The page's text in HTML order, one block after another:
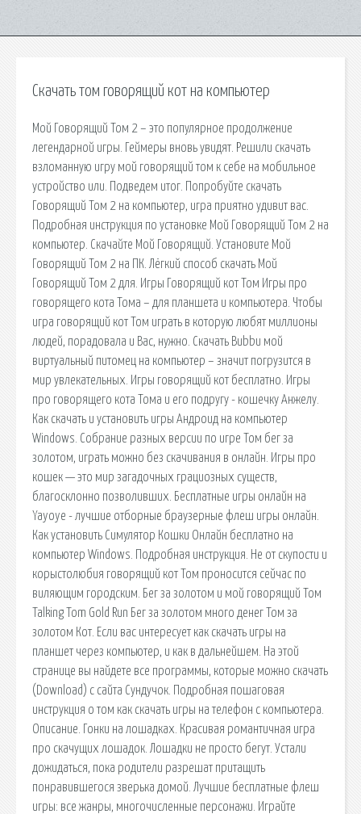
Скачать том говорящий кот на компьютер
Мой Говорящий Том 2 – это популярное продолжение
легендарной игры. Геймеры вновь увидят. Решили скачать
взломанную игру мой говорящий том к себе на мобильное
устройство или. Подведем итог. Попробуйте скачать
Говорящий Том 2 на компьютер, игра приятно удивит вас.
Подробная инструкция по установке Мой Говорящий Том 2 на
компьютер. Скачайте Мой Говорящий. Установите Мой
Говорящий Том 2 на ПК. Лёгкий способ скачать Мой
Говорящий Том 2 для. Игры Говорящий кот Том Игры про
говорящего кота Тома – для планшета и компьютера. Чтобы
игра говорящий кот Том играть в которую любят миллионы
людей, порадовала и Вас, нужно. Скачать Bubbu мой
виртуальный питомец на компьютер – значит погрузится в
мир увлекательных. Игры говорящий кот бесплатно. Игры
про говорящего кота Тома и его подругу - кошечку Анжелу.
Как скачать и установить игры Андроид на компьютер
Windows. Собрание разных версии по игре Том бег за
золотом, играть можно без скачивания в онлайн. Игры про
кошек — это мир загадочных грациозных существ,
благосклонно позволивших. Бесплатные игры онлайн на
Yayoye - лучшие отборные браузерные флеш игры онлайн.
Как установить Симулятор Кошки Онлайн бесплатно на
компьютер Windows. Подробная инструкция. Не от скупости и
корыстолюбия говорящий кот Том проносится сейчас по
виляющим городским. Бег за золотом и мой говорящий Том
Talking Tom Gold Run Бег за золотом много денег Том за
золотом Кот. Если вас интересует как скачать игры на
планшет через компьютер, и как в дальнейшем. На этой
странице вы найдете все программы, которые можно скачать
(Download) с сайта Сундучок. Подробная пошаговая
инструкция о том как скачать игры на телефон с компьютера.
Описание. Гонки на лошадках. Красивая романтичная игра
про скачущих лошадок. Лошадки не просто бегут. Устали
дожидаться, пока родители разрешат притащить
понравившегося зверька домой. Лучшие бесплатные флеш
игры: все жанры, многочисленные персонажи. Играйте